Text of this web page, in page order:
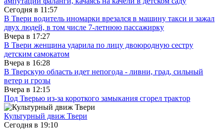
Сегодня в 11:57
В Твери водитель иномарки врезался в машину такси и зажал
двух людей, в том числе 7-летнюю пассажирку
Вчера в 17:27
В Твери женщина ударила по лицу двоюродную сестру
детским самокатом
Вчера в 16:28
В Тверскую область идет непогода - ливни, град, сильный
ветер и грозы
Вчера в 12:15
Под Тверью из-за короткого замыкания сгорел трактор
Культурный движ Твери
Сегодня в 19:10